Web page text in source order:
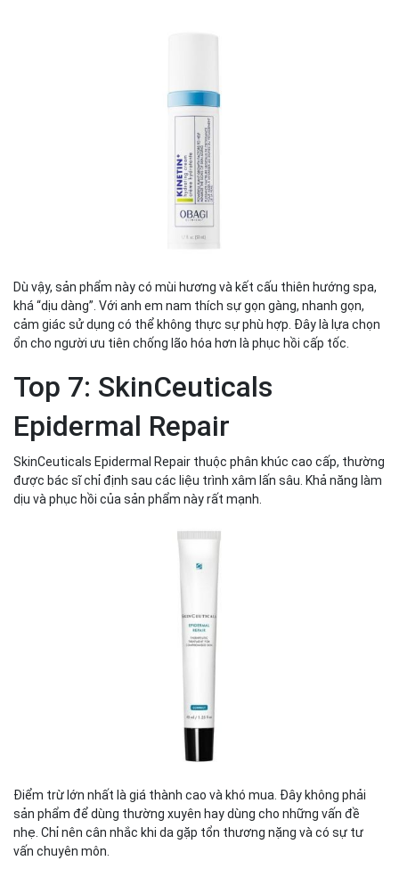
Dù vậy, sản phẩm này có mùi hương và kết cấu thiên hướng spa,
khá “dịu dàng”. Với anh em nam thích sự gọn gàng, nhanh gọn,
cảm giác sử dụng có thể không thực sự phù hợp. Đây là lựa chọn
ổn cho người ưu tiên chống lão hóa hơn là phục hồi cấp tốc.
Top 7: SkinCeuticals
Epidermal Repair
SkinCeuticals Epidermal Repair thuộc phân khúc cao cấp, thường
được bác sĩ chỉ định sau các liệu trình xâm lấn sâu. Khả năng làm
dịu và phục hồi của sản phẩm này rất mạnh.
Điểm trừ lớn nhất là giá thành cao và khó mua. Đây không phải
sản phẩm để dùng thường xuyên hay dùng cho những vấn đề
nhẹ. Chỉ nên cân nhắc khi da gặp tổn thương nặng và có sự tư
vấn chuyên môn.